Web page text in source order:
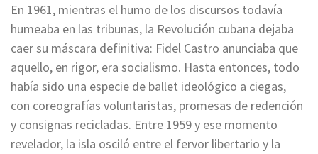
En 1961, mientras el humo de los discursos todavía
humeaba en las tribunas, la Revolución cubana dejaba
caer su máscara definitiva: Fidel Castro anunciaba que
aquello, en rigor, era socialismo. Hasta entonces, todo
había sido una especie de ballet ideológico a ciegas,
con coreografías voluntaristas, promesas de redención
y consignas recicladas. Entre 1959 y ese momento
revelador, la isla osciló entre el fervor libertario y la